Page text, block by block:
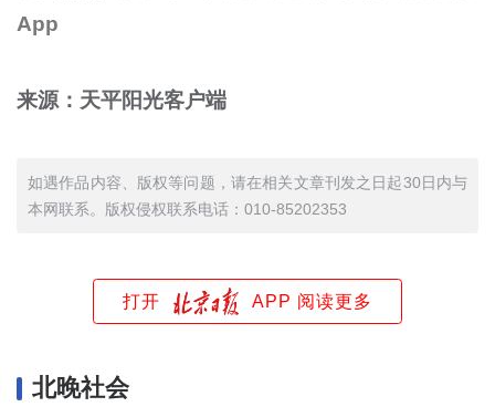
App
来源：天平阳光客户端
如遇作品内容、版权等问题，请在相关文章刊发之日起30日内与
本网联系。版权侵权联系电话：010-85202353
打开 APP 阅读更多
北晚社会